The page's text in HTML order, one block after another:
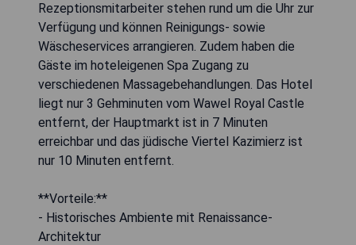
Rezeptionsmitarbeiter stehen rund um die Uhr zur
Verfügung und können Reinigungs- sowie
Wäscheservices arrangieren. Zudem haben die
Gäste im hoteleigenen Spa Zugang zu
verschiedenen Massagebehandlungen. Das Hotel
liegt nur 3 Gehminuten vom Wawel Royal Castle
entfernt, der Hauptmarkt ist in 7 Minuten
erreichbar und das jüdische Viertel Kazimierz ist
nur 10 Minuten entfernt.
**Vorteile:**
- Historisches Ambiente mit Renaissance-
Architektur